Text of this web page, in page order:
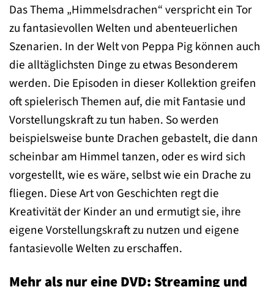
Das Thema „Himmelsdrachen“ verspricht ein Tor
zu fantasievollen Welten und abenteuerlichen
Szenarien. In der Welt von Peppa Pig können auch
die alltäglichsten Dinge zu etwas Besonderem
werden. Die Episoden in dieser Kollektion greifen
oft spielerisch Themen auf, die mit Fantasie und
Vorstellungskraft zu tun haben. So werden
beispielsweise bunte Drachen gebastelt, die dann
scheinbar am Himmel tanzen, oder es wird sich
vorgestellt, wie es wäre, selbst wie ein Drache zu
fliegen. Diese Art von Geschichten regt die
Kreativität der Kinder an und ermutigt sie, ihre
eigene Vorstellungskraft zu nutzen und eigene
fantasievolle Welten zu erschaffen.
Mehr als nur eine DVD: Streaming und